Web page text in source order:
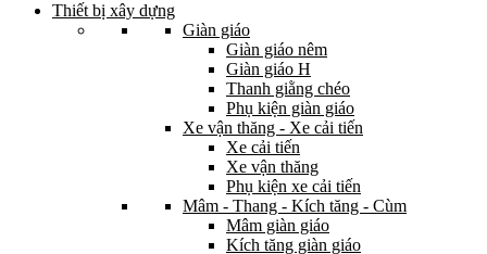
Thiết bị xây dựng
Giàn giáo
Giàn giáo nêm
Giàn giáo H
Thanh giằng chéo
Phụ kiện giàn giáo
Xe vận thăng - Xe cải tiến
Xe cải tiến
Xe vận thăng
Phụ kiện xe cải tiến
Mâm - Thang - Kích tăng - Cùm
Mâm giàn giáo
Kích tăng giàn giáo